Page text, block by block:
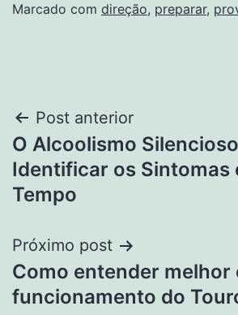
Marcado com direção, preparar,
Navegação
de
Post
Post anterior
O Alcoolismo
Identificar os Sintomas
Tempo
Próximo post
Como entender melhor
funcionamento do